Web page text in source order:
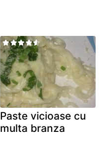
Paste vicioase cu
multa branza